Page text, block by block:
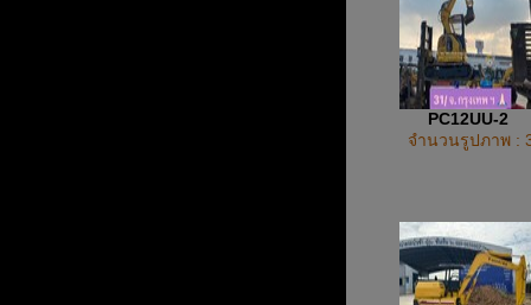
PC12UU-2
จำนวนรูปภาพ :